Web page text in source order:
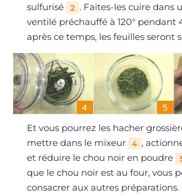
sulfurisé
2 . Faites-les cuire dans
ventilé préchauffé à 120° pendant
après ce temps, les feuilles seront
Et vous pourrez les hacher
mettre dans le mixeur
4 ,
et réduire le chou noir en poudre
que le chou noir est au four, vous
consacrer aux autres